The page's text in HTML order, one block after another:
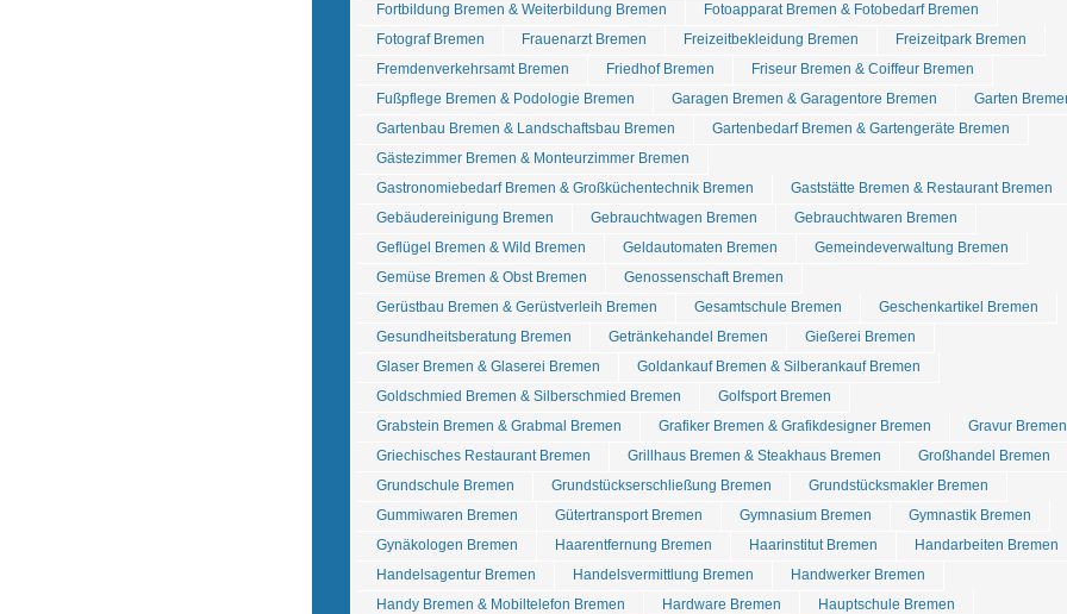
Fortbildung Bremen & Weiterbildung Bremen
Fotoapparat Bremen & Fotobedarf Bremen
Fotograf Bremen
Frauenarzt Bremen Freizeitbekleidung Bremen
Freizeitpark Bremen
Fremdenverkehrsamt Bremen
Friedhof Bremen
Friseur Bremen & Coiffeur Bremen
Fußpflege Bremen & Podologie Bremen
Garagen Bremen & Garagentore Bremen
Garten
Gartenbau Bremen & Landschaftsbau Bremen
Gartenbedarf Bremen & Gartengeräte Bremen
Gästezimmer Bremen & Monteurzimmer Bremen
Gastronomiebedarf Bremen & Großküchentechnik Bremen
Gaststätte Bremen & Restaurant Bremen
Gebäudereinigung Bremen
Gebrauchtwagen Bremen
Gebrauchtwaren Bremen
Geflügel Bremen & Wild Bremen
Geldautomaten Bremen
Gemeindeverwaltung Bremen
Gemüse Bremen & Obst Bremen
Genossenschaft Bremen
Gerüstbau Bremen & Gerüstverleih Bremen
Gesamtschule Bremen
Geschenkartikel Bremen
Gesundheitsberatung Bremen
Getränkehandel Bremen
Gießerei Bremen
Glaser Bremen & Glaserei Bremen
Goldankauf Bremen & Silberankauf Bremen
Goldschmied Bremen & Silberschmied Bremen
Golfsport Bremen
Grabstein Bremen & Grabmal Bremen
Grafiker Bremen & Grafikdesigner Bremen
Gravur Bremen
Griechisches Restaurant Bremen
Grillhaus Bremen & Steakhaus Bremen
Großhandel Bremen
Grundschule Bremen
Grundstückserschließung Bremen
Grundstücksmakler Bremen
Gummiwaren Bremen
Gütertransport Bremen Gymnasium Bremen
Gymnastik Bremen
Gynäkologen Bremen
Haarentfernung Bremen Haarinstitut Bremen
Handarbeiten Bremen
Handelsagentur Bremen
Handelsvermittlung Bremen
Handwerker Bremen
Handy Bremen & Mobiltelefon Bremen
Hardware Bremen
Hauptschule Bremen